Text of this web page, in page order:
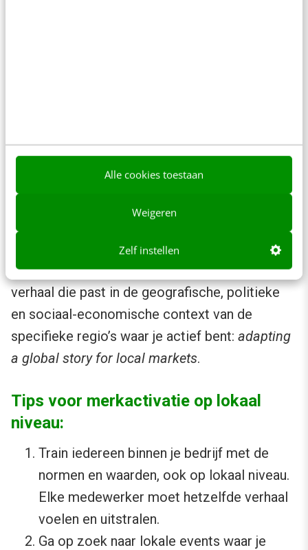
Alle cookies toestaan
Weigeren
Zelf instellen
uitgevoerd en uitgestraald worden op elk
waard.
Op globaal niveau gaat het om een CSR-verhaal
Corporate Social Responsibility
). Op
lokaal niveau gaat het om de uitvoering van dit
verhaal die past in de geografische, politieke
en sociaal-economische context van de
specifieke regio’s waar je actief bent: adapting
a global story for local markets.
Tips voor merkactivatie op lokaal
niveau:
Train iedereen binnen je bedrijf met de
normen en waarden, ook op lokaal niveau.
Elke medewerker moet hetzelfde verhaal
voelen en uitstralen.
Ga op zoek naar lokale events waar je